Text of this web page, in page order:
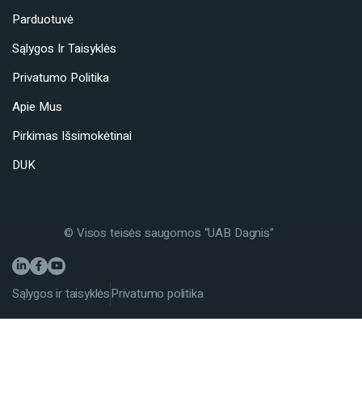
Parduotuvė
Sąlygos Ir Taisyklės
Privatumo Politika
Apie Mus
Pirkimas Išsimokėtinai
DUK
© Visos teisės saugomos “UAB Dagnis”
Sąlygos ir taisyklėsPrivatumo politika